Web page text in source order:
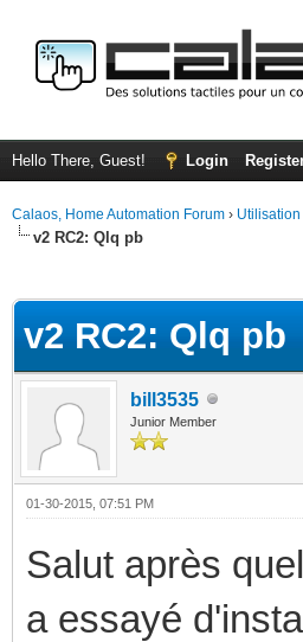
Hello There, Guest! Login
Calaos, Home Automation Forum ›
v2 RC2: Qlq pb
v2 RC2: Qlq pb
bill3535
Junior Member
01-30-2015, 07:51 PM
Salut après
a essayé